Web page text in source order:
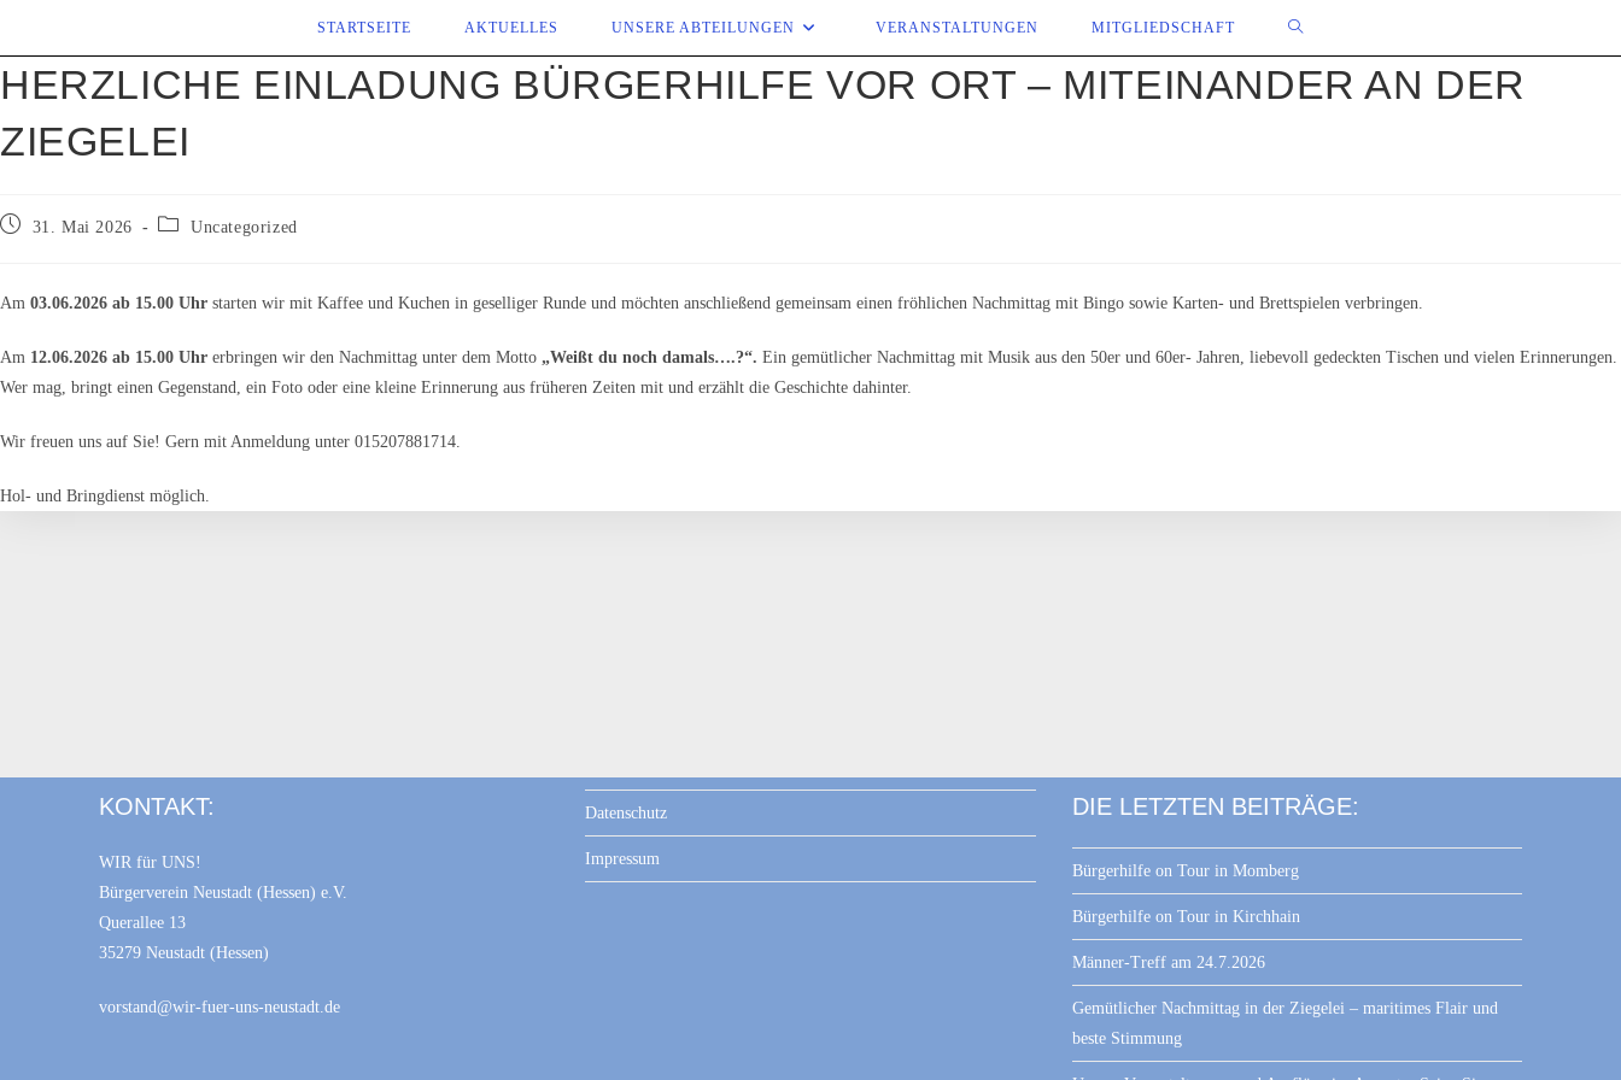
springen
STARTSEITE AKTUELLES UNSERE ABTEILUNGEN VERANSTALTUNGEN MITGLIEDSCHAFT WEBSITE-
SUCHE
HERZLICHE EINLADUNG BÜRGERHILFE VOR ORT – MITEINANDER AN DER
ZIEGELEI
Beitrag31. Mai 2026
Beitrags-Uncategorized
Am 03.06.2026 ab 15.00 Uhr starten wir mit Kaffee und Kuchen in geselliger Runde und möchten anschließend gemeinsam einen fröhlichen Nachmittag mit Bingo sowie Karten- und Brettspielen verbringen.
Am 12.06.2026 ab 15.00 Uhr erbringen wir den Nachmittag unter dem Motto „Weißt du noch damals….?“. Ein gemütlicher Nachmittag mit Musik aus den 50er und 60er- Jahren, liebevoll gedeckten Tischen und vielen Erinnerungen.
Wer mag, bringt einen Gegenstand, ein Foto oder eine kleine Erinnerung aus früheren Zeiten mit und erzählt die Geschichte dahinter.
Wir freuen uns auf Sie! Gern mit Anmeldung unter 015207881714.
Hol- und Bringdienst möglich.
KONTAKT:
WIR für UNS!
Bürgerverein Neustadt (Hessen) e.V.
Querallee 13
35279 Neustadt (Hessen)
vorstand@wir-fuer-uns-neustadt.de
Datenschutz
Impressum
DIE LETZTEN BEITRÄGE:
Bürgerhilfe on Tour in Momberg
Bürgerhilfe on Tour in Kirchhain
Männer-Treff am 24.7.2026
Gemütlicher Nachmittag in der Ziegelei – maritimes Flair und
beste Stimmung